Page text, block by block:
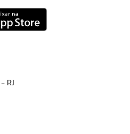
RJ